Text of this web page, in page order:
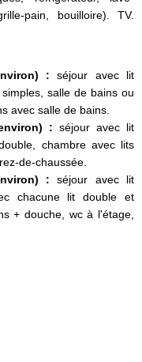
pain, bouilloire). TV.
: séjour avec lit
salle de bains ou
avec salle de bains.
: séjour avec lit
chambre avec lits
de-chaussée.
: séjour avec lit
chacune lit double et
+ douche, wc à l'étage,